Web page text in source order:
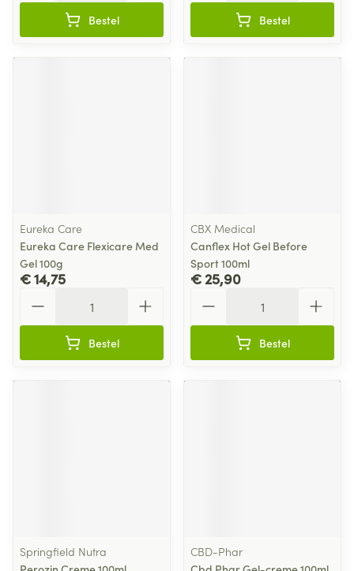
Bestel Bestel
Eureka Care
Eureka Care Flexicare Med
Gel 100g
€ 14,75
Bestel
CBX Medical
Canflex Hot Gel Before
Sport 100ml
€ 25,90
Bestel
Springfield Nutra
CBD-Phar